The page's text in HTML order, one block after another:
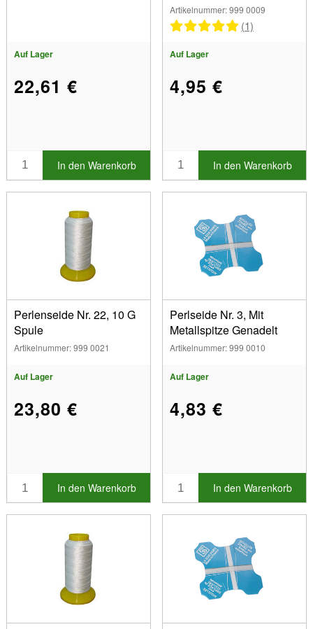
Auf Lager
22,61 €
In den Warenkorb
Artikelnummer: 999 0009
(1)
Auf Lager
4,95 €
In den Warenkorb
Perlenseide Nr. 22, 10 G
Spule
Artikelnummer: 999 0021
Auf Lager
23,80 €
In den Warenkorb
Perlseide Nr. 3, Mit
Metallspitze Genadelt
Artikelnummer: 999 0010
Auf Lager
4,83 €
In den Warenkorb